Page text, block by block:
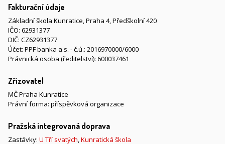
Fakturační údaje
Základní škola Kunratice, Praha 4, Předškolní 420
IČO: 62931377
DIČ: CZ62931377
Účet: PPF banka a.s. - č.ú.: 2016970000/6000
Právnická osoba (ředitelství): 600037461
Zřizovatel
MČ Praha Kunratice
Právní forma: příspěvková organizace
Pražská integrovaná doprava
Zastávky: U Tří svatých,Kunratická škola